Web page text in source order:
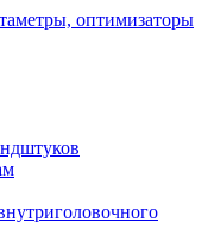
оптимизаторы